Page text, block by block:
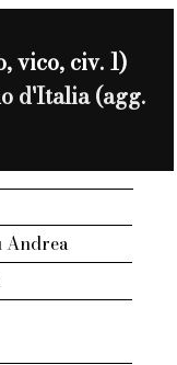
vico, civ. 1)
d'Italia (agg.
Andrea